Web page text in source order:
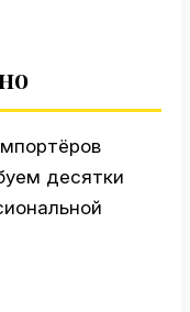
десятки